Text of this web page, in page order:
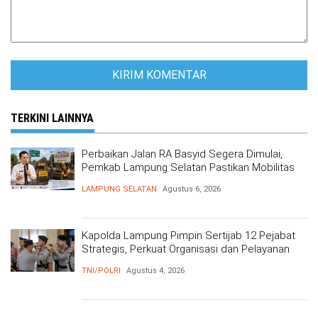
TERKINI LAINNYA
Perbaikan Jalan RA Basyid Segera Dimulai,
Pemkab Lampung Selatan Pastikan Mobilitas
LAMPUNG SELATAN Agustus 6, 2026
Kapolda Lampung Pimpin Sertijab 12 Pejabat
Strategis, Perkuat Organisasi dan Pelayanan
TNI/POLRI Agustus 4, 2026